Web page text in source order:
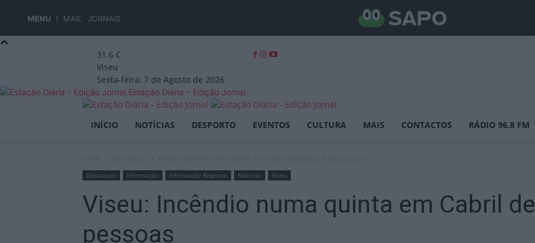
MENU MAIL JORNAIS
31.6 C
Viseu
Sexta-feira, 7 de Agosto de 2026
Estação Diária – Edição Jornal
INÍCIO NOTÍCIAS DESPORTO EVENTOS CULTURA MAIS CONTACTOS RÁDIO 96.8 FM
Destaques Informação Informação Regional Notícias Viseu
Viseu: Incêndio numa quinta em Cabril
pessoas